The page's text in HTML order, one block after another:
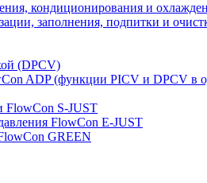
кондиционирования и
заполнения, подпитки и
(DPCV)
ADP (функции PICV и DPCV в
FlowСon S-JUST
FlowСon E-JUST
GREEN